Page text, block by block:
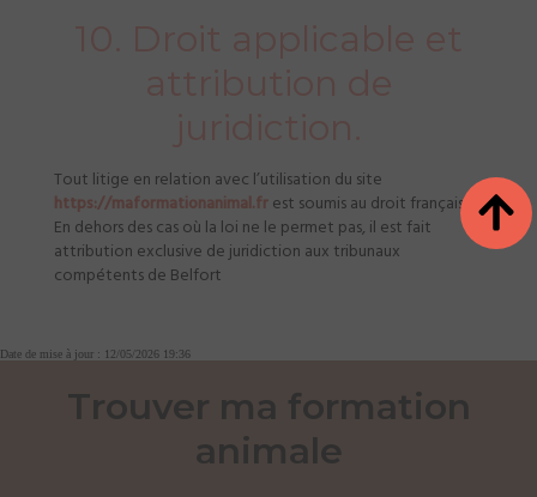
Tout litige en relation avec l’utilisation du site
https://maformationanimal.frest soumis au droit français.
En dehors des cas où la loi ne le permet pas, il est fait
attribution exclusive de juridiction aux tribunaux
compétents de Belfort
Date de mise à jour : 12/05/2026 19:36
Trouver ma formation
animale